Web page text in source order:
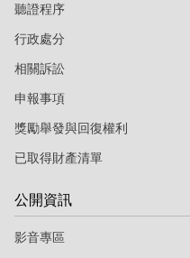
聽證程序
行政處分
相關訴訟
申報事項
獎勵舉發與回復權利
已取得財產清單
公開資訊
影音專區